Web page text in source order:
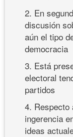
2. En
discusión
aún el tipo
democracia
3. Está
electoral
partidos
4. Respecto
ingerencia
ideas